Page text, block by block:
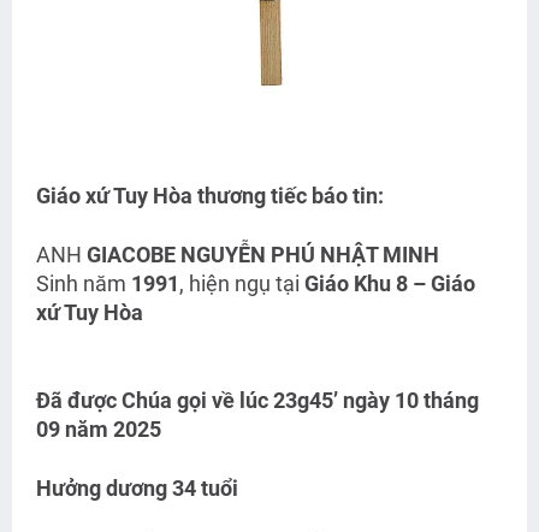
Giáo xứ Tuy Hòa thương tiếc báo tin:
ANH GIACOBE NGUYỄN PHÚ NHẬT MINH
Sinh năm 1991, hiện ngụ tại Giáo Khu 8 – Giáo
xứ Tuy Hòa
Đã được Chúa gọi về lúc 23g45’ ngày 10 tháng
09 năm 2025
Hưởng dương 34 tuổi